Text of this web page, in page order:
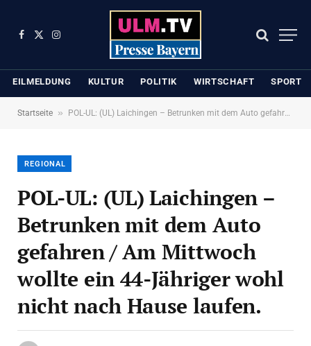
Facebook
X
Instagram
EILMELDUNG KULTUR POLITIK WIRTSCHAFT SPORT
Startseite » POL-UL: (UL) Laichingen – Betrunken mit dem Auto gefahren / Am Mittwoch wollte ein 44-Jähriger wohl nicht nach Hause laufen.
REGIONAL
POL-UL: (UL) Laichingen –
Betrunken mit dem Auto
gefahren / Am Mittwoch
wollte ein 44-Jähriger wohl
nicht nach Hause laufen.